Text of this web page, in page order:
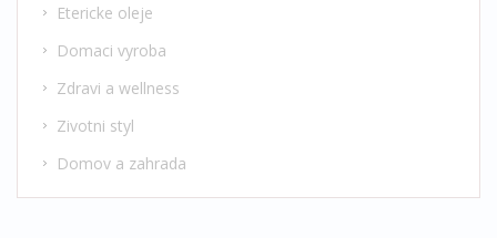
Etericke oleje
Domaci vyroba
Zdravi a wellness
Zivotni styl
Domov a zahrada